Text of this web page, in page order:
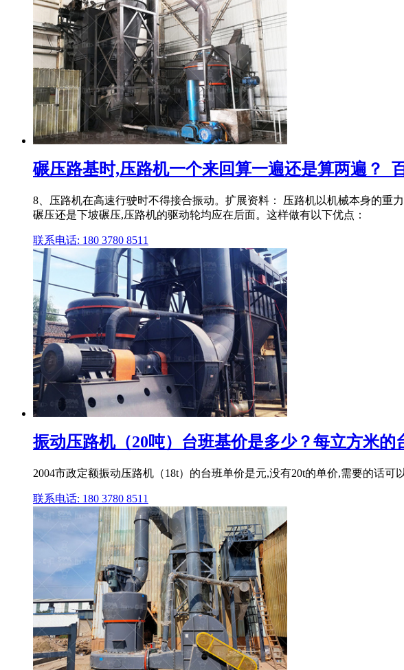
碾压路基时,压路机一个来回算一遍还是算两遍？_
8、压路机在高速行驶时不得接合振动。扩展资料： 压路机以机械本身的重
碾压还是下坡碾压,压路机的驱动轮均应在后面。这样做有以下优点：
联系电话: 180 3780 8511
振动压路机（20吨）台班基价是多少？每立方米的
2004市政定额振动压路机（18t）的台班单价是元,没有20t的单价,需要的话
联系电话: 180 3780 8511